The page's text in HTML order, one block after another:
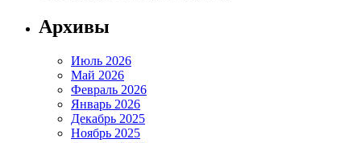
Архивы
Июль 2026
Май 2026
Февраль 2026
Январь 2026
Декабрь 2025
Ноябрь 2025